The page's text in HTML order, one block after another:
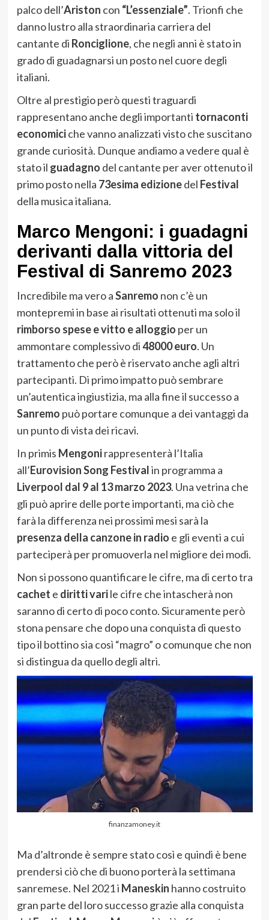
palco dell’Ariston con “L’essenziale”. Trionfi che
danno lustro alla straordinaria carriera del
cantante di Ronciglione, che negli anni è stato in
grado di guadagnarsi un posto nel cuore degli
italiani.
Oltre al prestigio però questi traguardi
rappresentano anche degli importanti tornaconti
economiciche vanno analizzati visto che suscitano
grande curiosità. Dunque andiamo a vedere qual è
stato il guadagno del cantante per aver ottenuto il
primo posto nella 73esima edizionedel Festival
della musica italiana.
Marco Mengoni: i guadagni
derivanti dalla vittoria del
Festival di Sanremo 2023
Incredibile ma vero aSanremo non c’è un
montepremi in base ai risultati ottenuti ma solo il
rimborso spese e vitto e alloggio per un
ammontare complessivo di48000 euro. Un
trattamento che però è riservato anche agli altri
partecipanti. Di primo impatto può sembrare
un’autentica ingiustizia, ma alla fine il successo a
Sanremo può portare comunque a dei vantaggi da
un punto di vista dei ricavi.
In primis Mengonirappresenterà l’Italia
all’Eurovision Song Festivalin programma a
Liverpool dal 9 al 13 marzo 2023. Una vetrina che
gli può aprire delle porte importanti, ma ciò che
farà la differenza nei prossimi mesi sarà la
presenza della canzone in radio e gli eventi a cui
parteciperà per promuoverla nel migliore dei modi.
Non si possono quantificare le cifre, ma di certo tra
cachet e diritti varile cifre che intascherà non
saranno di certo di poco conto. Sicuramente però
stona pensare che dopo una conquista di questo
tipo il bottino sia così “magro” o comunque che non
si distingua da quello degli altri.
finanzamoney.it
Ma d’altronde è sempre stato così e quindi è bene
prendersi ciò che di buono porterà la settimana
sanremese. Nel 2021 i Maneskin hanno costruito
gran parte del loro successo grazie alla conquista